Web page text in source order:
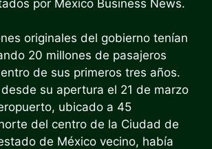
por México Business News.
originales del gobierno tenían
20 millones de pasajeros
de sus primeros tres años.
su apertura el 21 de marzo
ubicado a 45
del centro de la Ciudad de
de México vecino, había